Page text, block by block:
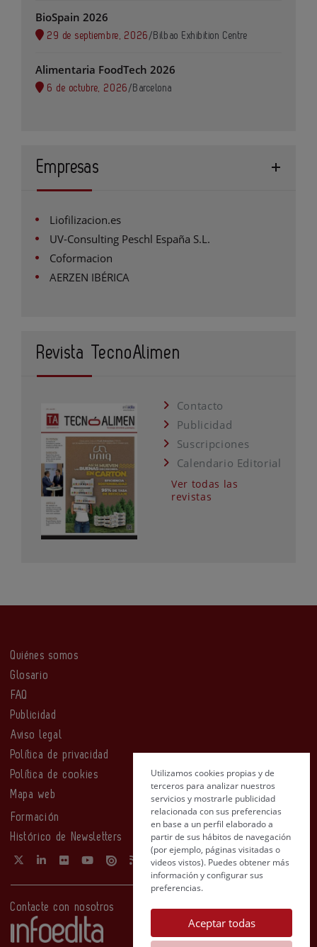
BioSpain 2026
29 de septiembre, 2026 / Bilbao Exhibition Centre
Alimentaria FoodTech 2026
6 de octubre, 2026 / Barcelona
Empresas
Liofilizacion.es
UV-Consulting Peschl España S.L.
Coformacion
AERZEN IBÉRICA
Revista TecnoAlimen
Contacto
Publicidad
Suscripciones
Calendario Editorial
Ver todas las
revistas
Quiénes somos
Glosario
FAQ
Publicidad
Aviso legal
Política de privacidad
Política de cookies
Mapa web
Formación
Histórico de Newsletters
Contacte con nosotros
Utilizamos cookies propias y de
terceros para analizar nuestros
servicios y mostrarle publicidad
relacionada con sus preferencias
en base a un perfil elaborado a
partir de sus hábitos de navegación
(por ejemplo, páginas visitadas o
videos vistos). Puedes obtener más
información y configurar sus
preferencias.
Aceptar todas